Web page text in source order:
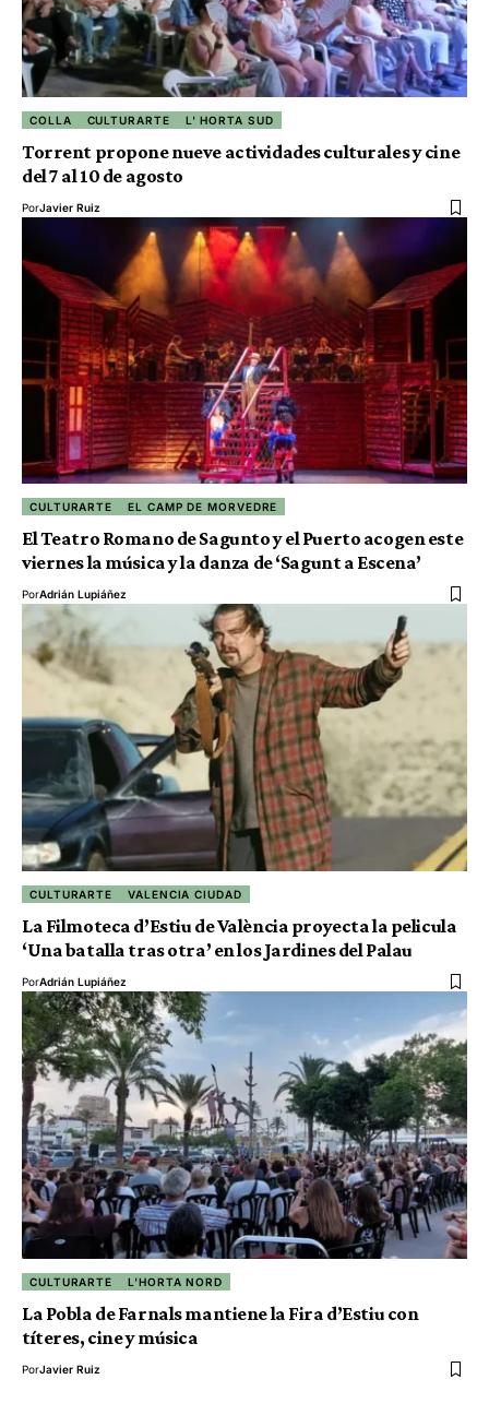
COLLA CULTURARTE L' HORTA SUD
Torrent propone nueve actividades culturales y cine
del 7 al 10 de agosto
PorJavier Ruiz
CULTURARTE EL CAMP DE MORVEDRE
El Teatro Romano de Sagunto y el Puerto acogen este
viernes la música y la danza de ‘Sagunt a Escena’
PorAdrián Lupiáñez
CULTURARTE VALENCIA CIUDAD
La Filmoteca d’Estiu de València proyecta la pelicula
‘Una batalla tras otra’ en los Jardines del Palau
PorAdrián Lupiáñez
CULTURARTE L'HORTA NORD
La Pobla de Farnals mantiene la Fira d’Estiu con
títeres, cine y música
PorJavier Ruiz